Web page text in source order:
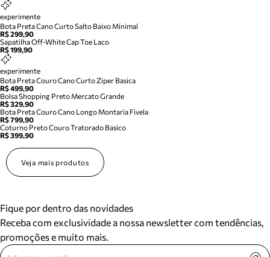
experimente
Bota Preta Cano Curto Salto Baixo Minimal
R$ 299,90
Sapatilha Off-White Cap Toe Laco
R$ 199,90
experimente
Bota Preta Couro Cano Curto Ziper Basica
R$ 499,90
Bolsa Shopping Preto Mercato Grande
R$ 329,90
Bota Preta Couro Cano Longo Montaria Fivela
R$ 799,90
Coturno Preto Couro Tratorado Basico
R$ 399,90
Veja mais produtos
Fique por dentro das novidades
Receba com exclusividade a nossa newsletter com tendências,
promoções e muito mais.